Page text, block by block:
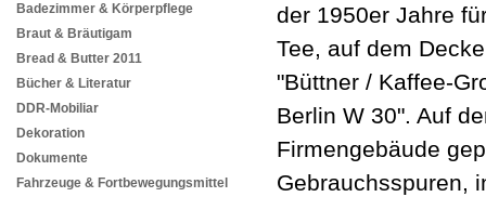
Badezimmer & Körperpflege
Braut & Bräutigam
Bread & Butter 2011
Bücher & Literatur
DDR-Mobiliar
Dekoration
Dokumente
Fahrzeuge & Fortbewegungsmittel
der 1950er Jahre
Tee, auf dem
"Büttner / Kaffee-
Berlin W 30". Auf
Firmengebäude
Gebrauchsspuren,